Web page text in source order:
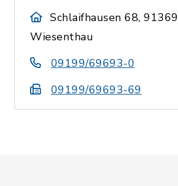
Schlaifhausen 68, 91369
Wiesenthau
09199/69693-0
09199/69693-69